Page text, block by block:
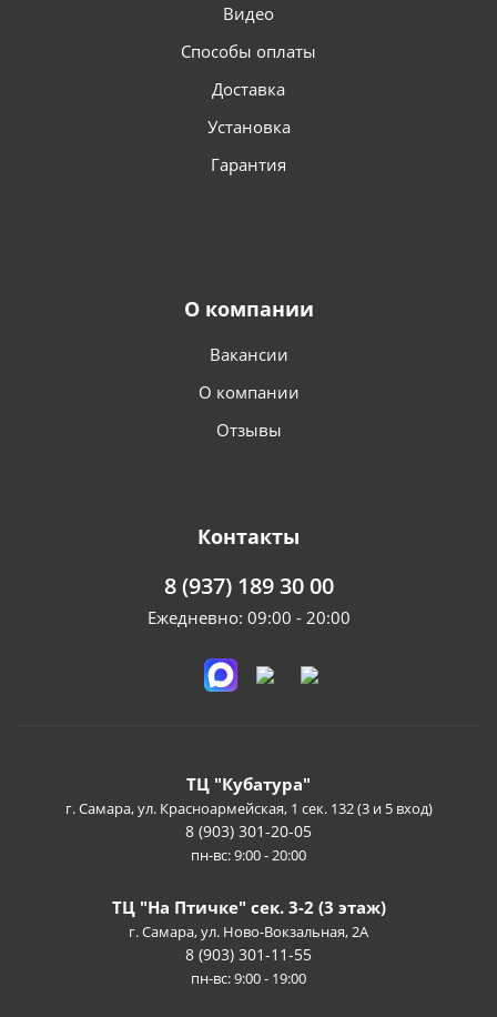
Видео
Способы оплаты
Доставка
Установка
Гарантия
О компании
Вакансии
О компании
Отзывы
Контакты
8 (937) 189 30 00
Ежедневно: 09:00 - 20:00
ТЦ "Кубатура"
г. Самара, ул. Красноармейская, 1 сек. 132 (3 и 5 вход)
8 (903) 301-20-05
пн-вс: 9:00 - 20:00
ТЦ "На Птичке" сек. 3-2 (3 этаж)
г. Самара, ул. Ново-Вокзальная, 2А
8 (903) 301-11-55
пн-вс: 9:00 - 19:00